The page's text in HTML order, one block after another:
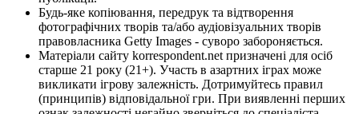
Будь-яке копіювання, передрук та відтворення
фотографічних творів та/або аудіовізуальних творів
правовласника Getty Images - суворо забороняється.
Матеріали сайту korrespondent.net призначені для осіб
старше 21 року (21+). Участь в азартних іграх може
викликати ігрову залежність. Дотримуйтесь правил
(принципів) відповідальної гри. При виявленні перших